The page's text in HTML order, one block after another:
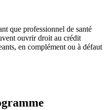
que professionnel de santé
ouvrir droit au crédit
en complément ou à défaut